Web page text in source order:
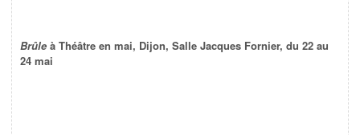
Brûle à Théâtre en mai, Dijon, Salle Jacques Fornier, du 22 au
24 mai